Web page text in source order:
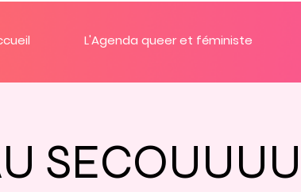
L'Agenda queer et féministe